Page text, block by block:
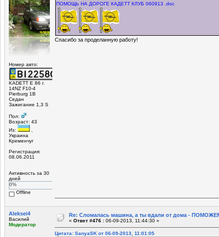
Номер авто:
KADETT E 86 г.
14NZ F10-4
Pierburg 1B
Седан
Зажигание 1,3 S
Пол:
Возраст: 43
Из:
,
Украина
Кременчуг
Регистрация:
08.06.2011
Активность за 30
дней
0%
Offline
ПОМОЩЬ НА ДОРОГЕ КАДЕТТ КЛУБ 060913 .doc
Спасибо за проделанную работу!
Aleksei4
Василий
Модератор
Re: Сломалась машина, а ты вдали от дома -
« Ответ #476 : 06-09-2013, 11:44:30 »
Цитата: SanyaSK от 06-09-2013, 11:01:05